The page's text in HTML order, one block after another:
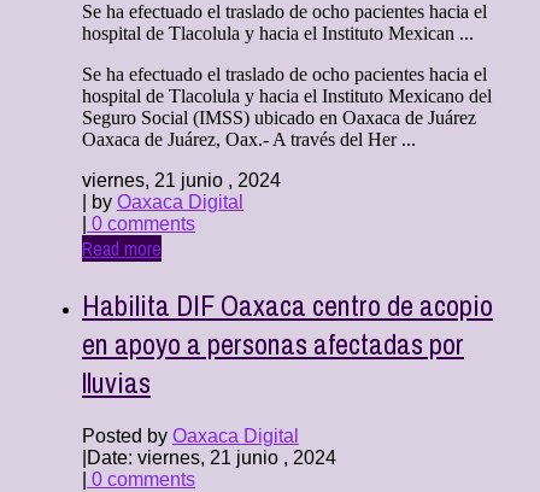
Se ha efectuado el traslado de ocho pacientes hacia el
hospital de Tlacolula y hacia el Instituto Mexican ...
Se ha efectuado el traslado de ocho pacientes hacia el
hospital de Tlacolula y hacia el Instituto Mexicano del
Seguro Social (IMSS) ubicado en Oaxaca de Juárez
Oaxaca de Juárez, Oax.- A través del Her ...
viernes, 21 junio , 2024
| by Oaxaca Digital
0 comments
Read more
Habilita DIF Oaxaca centro de acopio
en apoyo a personas afectadas por
lluvias
Posted by Oaxaca Digital
Date: viernes, 21 junio , 2024
0 comments